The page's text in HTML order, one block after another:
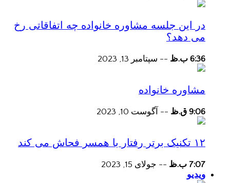
در این جلسه مشاوره خانواده چه اتفاقاتی رخ
می دهد؟
6:36 ب.ظ -- سپتامبر 13, 2023
مشاوره خانواده
9:06 ق.ظ -- آگوست 10, 2023
۱۲ تکنیک برتر رفتار با همسر فحاش می کند
7:07 ب.ظ -- جولای 15, 2023
ویدیو